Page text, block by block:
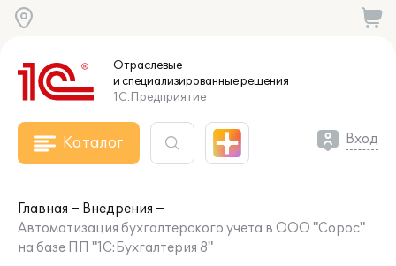
Отраслевые
и специализированныерешения
1С:Предприятие
Каталог Вход
Главная
Внедрения
Автоматизация бухгалтерского учета в ООО "Сорос"
на базе ПП "1С:Бухгалтерия 8"